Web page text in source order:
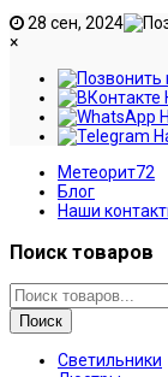
28 сен, 2024
×
Метеорит72
Блог
Наши
Поиск товаров
Поиск
Светильники